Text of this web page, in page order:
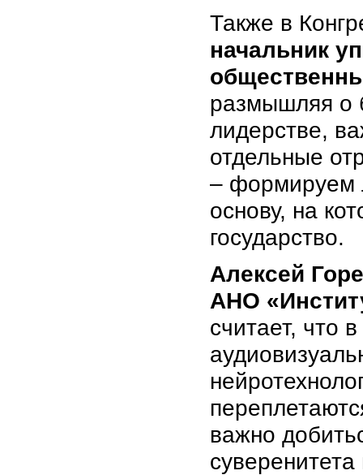
Также в
начальник
размышляя о
лидерстве,
отдельные
– формируем
основу, на
государство.
Алексей
АНО
считает, что
важно